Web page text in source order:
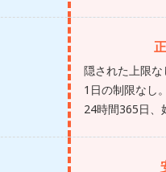
隠された上限な
1日の制限なし
24時間365日、